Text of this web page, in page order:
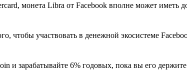
монета Libra от Facebook вполне может иметь
чтобы участвовать в денежной экосистеме
и зарабатывайте 6% годовых, пока вы его